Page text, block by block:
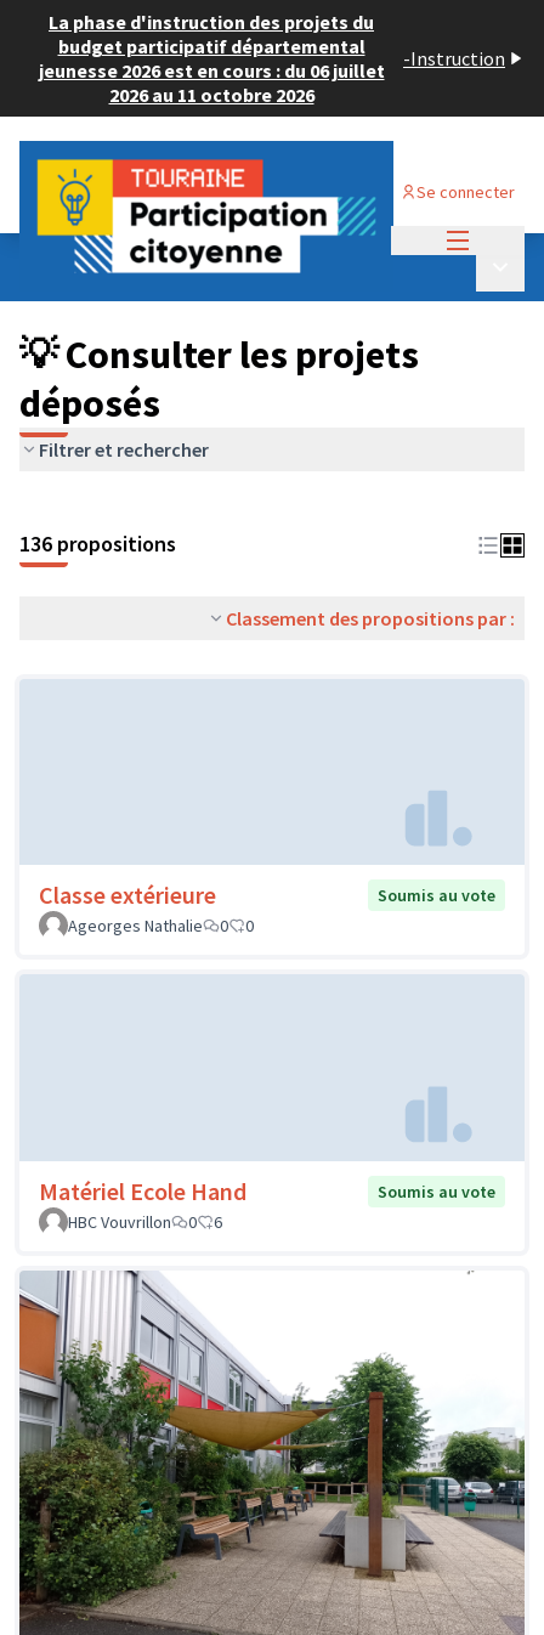
La phase d'instruction des projets du
budget participatif départemental
jeunesse 2026 est en cours : du 06 juillet
2026 au 11 octobre 2026
-Instruction
Se connecter
Budget Participatif JEUNESSE 2024
💡 Consulter les projets déposés
💡 Consulter les projets
déposés
Filtrer et rechercher
136 propositions
Classement des propositions par :
Classe extérieure
Soumis au vote
Ageorges Nathalie
0 0
Matériel Ecole Hand
Soumis au vote
HBC Vouvrillon
0 6